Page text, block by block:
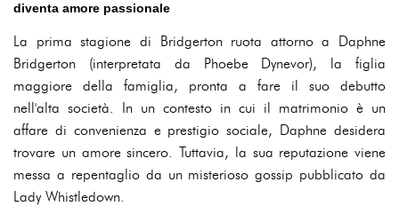
diventa amore passionale
La prima stagione di Bridgerton ruota attorno a Daphne
Bridgerton (interpretata da Phoebe Dynevor), la figlia
maggiore della famiglia, pronta a fare il suo debutto
nell'alta società. In un contesto in cui il matrimonio è un
affare di convenienza e prestigio sociale, Daphne desidera
trovare un amore sincero. Tuttavia, la sua reputazione viene
messa a repentaglio da un misterioso gossip pubblicato da
Lady Whistledown.